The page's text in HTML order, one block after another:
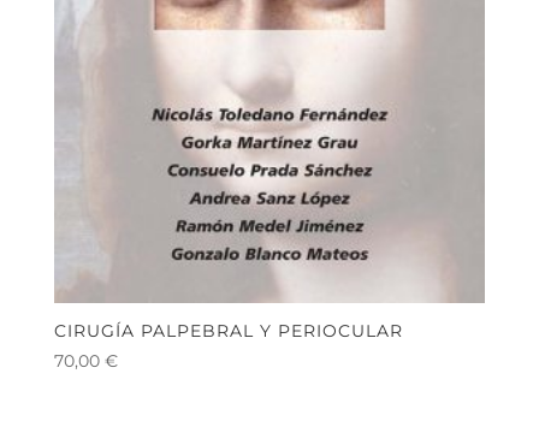
CIRUGÍA PALPEBRAL Y PERIOCULAR
70,00 €